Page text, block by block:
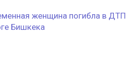
женщина погибла в ДТП
Бишкека